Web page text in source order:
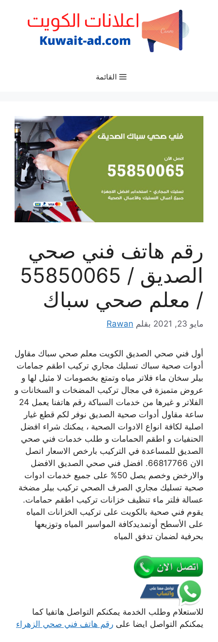
القائمة
رقم هاتف فني صحي
الصديق / 55850065
/ معلم صحي سباك
مايو 23, 2021 بقلم Rawan
أول فني صحي الصديق الكويت معلم صحي سباك مقاول
أدوات صحية سباك تسليك مجاري تركيب اطقم جمامات
بيلر سخان ماء فلاتر مياه وتمتع بخصومات لا مثيل لها و
عروض متميزة في مجال تركيب المضخات و السخانات و
الفلاتر و غيرها من خدمات السباكة رقم هاتفنا يعمل 24
ساعة مقاول أدوات صحية الصديق نوفر لكم قطع غيار
اصلية لكافة انواع الادوات الصحية ، يمكنك شراء افضل
الحنفيات و اطقم الحمامات و طلب خدمات فني صحي
الصديق للمساعدة في التركيب بارخص الاسعار اتصل
الان 66817766. افضل فني صحي الصديق الافضل
والارخض وخصم يصل 50% على جميع خدمات ادوات
صحية تسليك مجاري الصرف الصحي تركيب بيلر مضخة
عسالة فلتر ماء تنظيف خزانات تركيب اطقم حمامات.
يقوم فني صحية بالكويت على تركيب الخزانات المياه
على الأسطح أوتمديدكافة المواسير المياه وتوزيعها
بحرفية لضمان تدفق المياه
للاستعلام وطلب الخدمة يمكنكم التواصل هاتفيا كما
يمكنكم التواصل ايضا على رقم هاتف فني صحي الزهراء